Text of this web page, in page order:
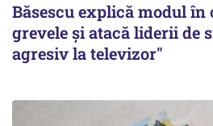
Băsescu explică modul în
grevele și atacă liderii de
agresiv la televizor"